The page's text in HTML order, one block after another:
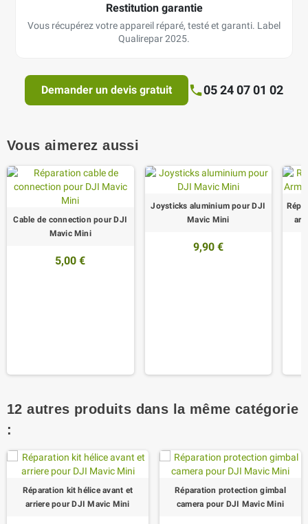
Restitution garantie
Vous récupérez votre appareil réparé, testé et garanti. Label
Qualirepar 2025.
Demander un devis gratuit 05 24 07 01 02
Vous aimerez aussi
Cable de connection pour DJI
Mavic Mini
5,00 €
Joysticks aluminium pour DJI
Mavic Mini
9,90 €
12 autres produits dans la même catégorie
:
Réparation kit hélice avant et
arriere pour DJI Mavic Mini
Réparation protection gimbal
camera pour DJI Mavic Mini